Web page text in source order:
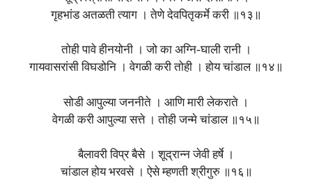
गृहभांड अतळती त्याग । तेणे देवपितृकर्मे करी ॥१३॥
तोही पावे हीनयोनी । जो का अग्नि-घाली रानी ।
गायवासरांसी विघडोनि । वेगळी करी तोही । होय चांडाल ॥१४॥
सोडी आपुल्या जननीते । आणि मारी लेकराते ।
वेगळी करी आपुल्या सत्ते । तोही जन्मे चांडाल ॥१५॥
बैलावरी विप्र बैसे । शूद्रान्न जेवी हर्षे ।
चांडाल होय भरवसे । ऐसे म्हणती श्रीगुरु ॥१६॥